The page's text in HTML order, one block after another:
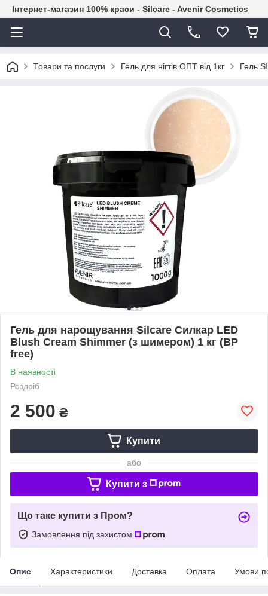
Інтернет-магазин 100% краси - Silcare - Avenir Cosmetics
Товари та послуги Гель для нігтів ОПТ від 1кг Гель
Гель для нарощування Silcare Силкар LED
Blush Cream Shimmer (з шимером) 1 кг (BP
free)
В наявності
Роздріб
2 500 ₴
Купити
або
Купити з
Що таке купити з Пром?
Замовлення під захистом
Опис Характеристики Доставка Оплата Умови